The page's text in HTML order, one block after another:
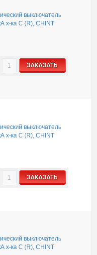
выключатель
х-ка C (R), CHINT
ЗАКАЗАТЬ
выключатель
х-ка C (R), CHINT
ЗАКАЗАТЬ
выключатель
х-ка C (R), CHINT